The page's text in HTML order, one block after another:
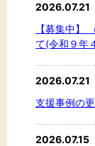
2026.07.21
【募集中】
て(令和９年
2026.07.21
支援事例の
2026.07.15